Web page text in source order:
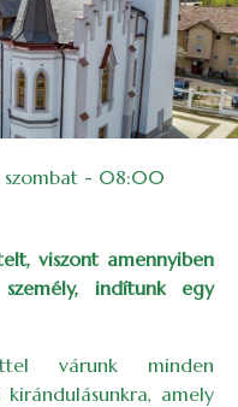
szombat - 08:00
viszont amennyiben
indítunk egy
várunk minden
amely